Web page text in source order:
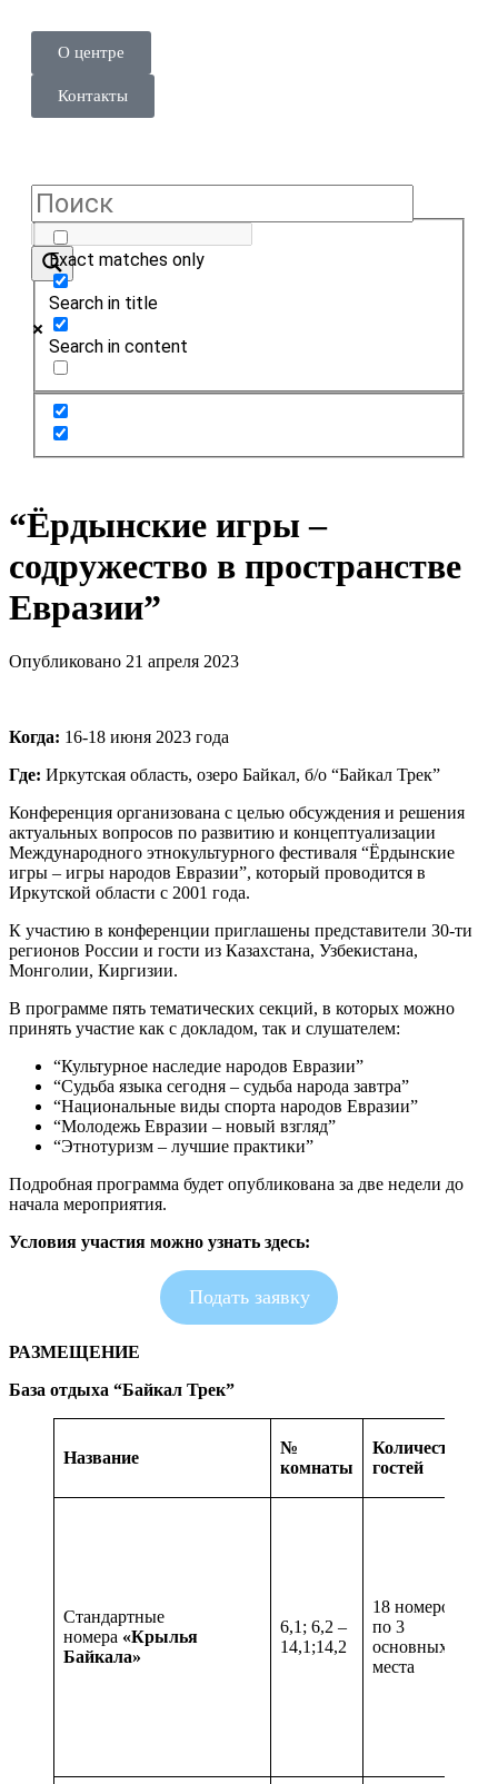
О центре
Контакты
Exact matches only
Search in title
Search in content
“Ёрдынские игры –
содружество в пространстве
Евразии”
Опубликовано 21 апреля 2023
Когда: 16-18 июня 2023 года
Где: Иркутская область, озеро Байкал, б/о “Байкал Трек”
Конференция организована с целью обсуждения и решения
актуальных вопросов по развитию и концептуализации
Международного этнокультурного фестиваля “Ёрдынские
игры – игры народов Евразии”, который проводится в
Иркутской области с 2001 года.
К участию в конференции приглашены представители 30-ти
регионов России и гости из Казахстана, Узбекистана,
Монголии, Киргизии.
В программе пять тематических секций, в которых можно
принять участие как с докладом, так и слушателем:
“Культурное наследие народов Евразии”
“Судьба языка сегодня – судьба народа завтра”
“Национальные виды спорта народов Евразии”
“Молодежь Евразии – новый взгляд”
“Этнотуризм – лучшие практики”
Подробная программа будет опубликована за две недели до
начала мероприятия.
Условия участия можно узнать здесь:
Подать заявку
РАЗМЕЩЕНИЕ
База отдыха “Байкал Трек”
Название
№
комнаты
Количество
гостей
Стандартные
номера «Крылья
Байкала»
6,1; 6,2 –
14,1;14,2
18 номеров
по 3
основных
места